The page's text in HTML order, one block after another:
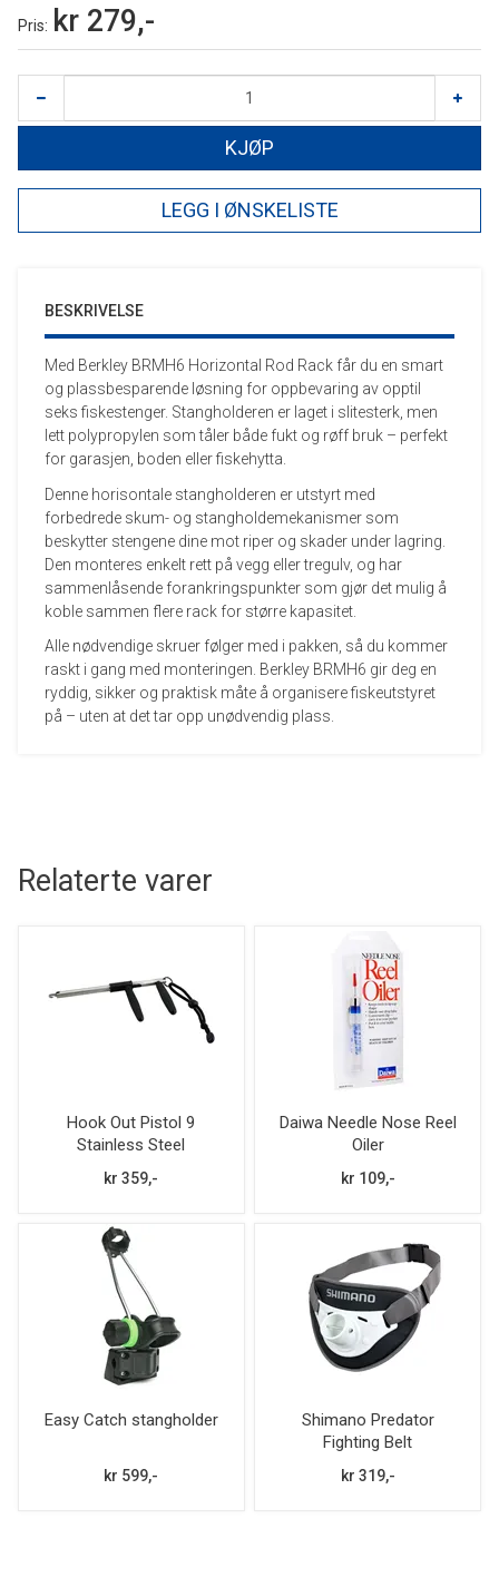
Pris kr 279,-
KJØP
LEGG I ØNSKELISTE
BESKRIVELSE
Med Berkley BRMH6 Horizontal Rod Rack får du en smart
og plassbesparende løsning for oppbevaring av opptil
seks fiskestenger. Stangholderen er laget i slitesterk, men
lett polypropylen som tåler både fukt og røff bruk – perfekt
for garasjen, boden eller fiskehytta.
Denne horisontale stangholderen er utstyrt med
forbedrede skum- og stangholdemekanismer som
beskytter stengene dine mot riper og skader under lagring.
Den monteres enkelt rett på vegg eller tregulv, og har
sammenlåsende forankringspunkter som gjør det mulig å
koble sammen flere rack for større kapasitet.
Alle nødvendige skruer følger med i pakken, så du kommer
raskt i gang med monteringen. Berkley BRMH6 gir deg en
ryddig, sikker og praktisk måte å organisere fiskeutstyret
på – uten at det tar opp unødvendig plass.
Relaterte varer
Hook Out Pistol 9
Stainless Steel
kr 359,-
Daiwa Needle Nose Reel
Oiler
kr 109,-
Easy Catch stangholder
kr 599,-
Shimano Predator
Fighting Belt
kr 319,-